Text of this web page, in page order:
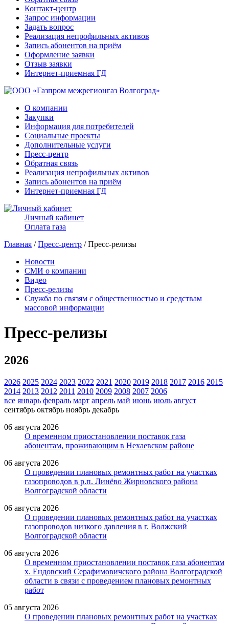
Контакт-центр
Запрос информации
Задать вопрос
Реализация непрофильных активов
Запись абонентов на приём
Оформление заявки
Отзыв заявки
Интернет-приемная ГД
О компании
Закупки
Информация для потребителей
Социальные проекты
Дополнительные услуги
Пресс-центр
Обратная связь
Реализация непрофильных активов
Запись абонентов на приём
Интернет-приемная ГД
Личный кабинет
Оплата газа
Главная /Пресс-центр / Пресс-релизы
Новости
СМИ о компании
Видео
Пресс-релизы
Служба по связям с общественностью и средствам
массовой информации
Пресс-релизы
2026
2026 2025 2024 2023 2022 2021 2020 2019 2018 2017 2016 2015
2014 2013 2012 2011 2010 2009 2008 2007 2006
все январь февраль март апрель май июнь июль август
сентябрь октябрь ноябрь декабрь
06 августа 2026
О временном приостановлении поставок газа
абонентам, проживающим в Нехаевском районе
06 августа 2026
О проведении плановых ремонтных работ на участках
газопроводов в р.п. Линёво Жирновского района
Волгоградской области
06 августа 2026
О проведении плановых ремонтных работ на участках
газопроводов низкого давления в г. Волжский
Волгоградской области
06 августа 2026
О временном приостановлении поставок газа абонентам
х. Ендовский Серафимовичского района Волгоградской
области в связи с проведением плановых ремонтных
работ
05 августа 2026
О проведении плановых ремонтных работ на участках